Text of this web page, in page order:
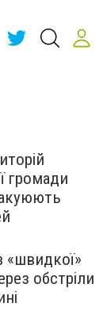
громади
«швидкої»
обстріли